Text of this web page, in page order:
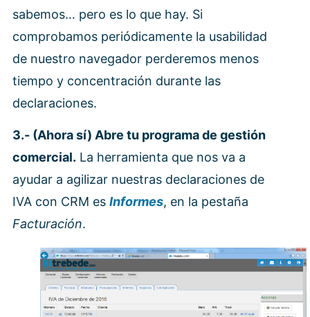
sabemos… pero es lo que hay. Si
comprobamos periódicamente la usabilidad
de nuestro navegador perderemos menos
tiempo y concentración durante las
declaraciones.
3.- (Ahora sí) Abre tu programa de gestión
comercial. La herramienta que nos va a
ayudar a agilizar nuestras declaraciones de
IVA con CRM es Informes, en la pestaña
Facturación.